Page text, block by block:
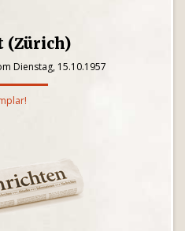
(Zürich)
Dienstag, 15.10.1957